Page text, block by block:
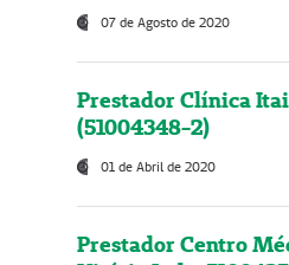
07 de Agosto de 2020
Prestador Clínica
(51004348-2)
01 de Abril de 2020
Prestador Centro